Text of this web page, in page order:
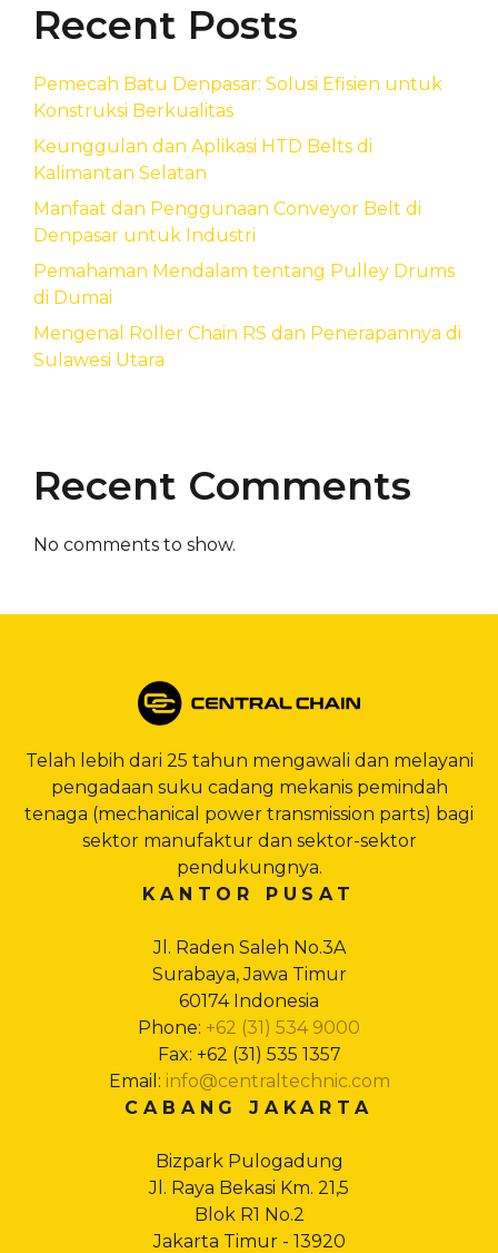
Recent Posts
Pemecah Batu Denpasar: Solusi Efisien untuk
Konstruksi Berkualitas
Keunggulan dan Aplikasi HTD Belts di
Kalimantan Selatan
Manfaat dan Penggunaan Conveyor Belt di
Denpasar untuk Industri
Pemahaman Mendalam tentang Pulley Drums
di Dumai
Mengenal Roller Chain RS dan Penerapannya di
Sulawesi Utara
Recent Comments
No comments to show.
Telah lebih dari 25 tahun mengawali dan melayani
pengadaan suku cadang mekanis pemindah
tenaga (mechanical power transmission parts) bagi
sektor manufaktur dan sektor-sektor
pendukungnya.
KANTOR PUSAT
Jl. Raden Saleh No.3A
Surabaya, Jawa Timur
60174 Indonesia
Phone: +62 (31) 534 9000
Fax: +62 (31) 535 1357
Email: info@centraltechnic.com
CABANG JAKARTA
Bizpark Pulogadung
Jl. Raya Bekasi Km. 21,5
Blok R1 No.2
Jakarta Timur - 13920